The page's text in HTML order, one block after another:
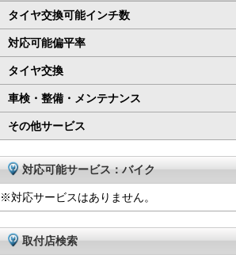
タイヤ交換可能インチ数
対応可能偏平率
タイヤ交換
車検・整備・メンテナンス
その他サービス
対応可能サービス：バイク
※対応サービスはありません。
取付店検索